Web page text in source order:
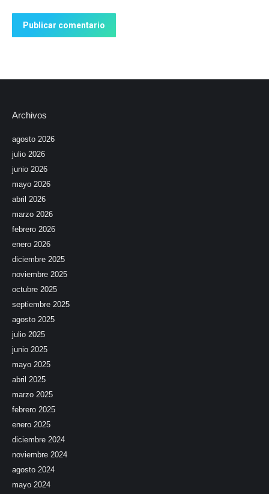
Publicar comentario
Archivos
agosto 2026
julio 2026
junio 2026
mayo 2026
abril 2026
marzo 2026
febrero 2026
enero 2026
diciembre 2025
noviembre 2025
octubre 2025
septiembre 2025
agosto 2025
julio 2025
junio 2025
mayo 2025
abril 2025
marzo 2025
febrero 2025
enero 2025
diciembre 2024
noviembre 2024
agosto 2024
mayo 2024